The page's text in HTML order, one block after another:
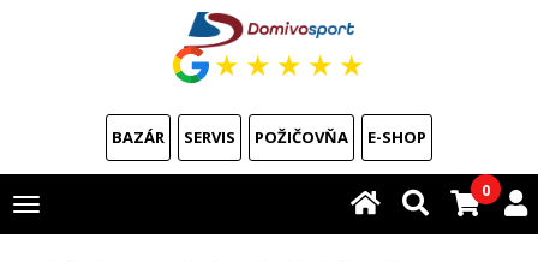
★ ★ ★ ★ ★
BAZÁR SERVIS POŽIČOVŇA E-SHOP
Toggle
navigation
0